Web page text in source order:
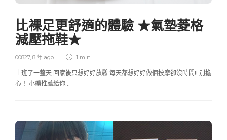
比裸足更舒適的體驗 ★氣墊菱格
減壓拖鞋★
00827, 8 年 ago 1 min
上班了一整天 回家後只想好好放鬆 每天都想好好做個按摩卻沒時間!! 別擔
心！ 小編推薦給你…